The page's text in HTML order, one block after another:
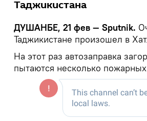
Таджикистана
ДУШАНБЕ, 21 фев — Sputnik.
Таджикистане произошел в
На этот раз автозаправка
пытаются несколько